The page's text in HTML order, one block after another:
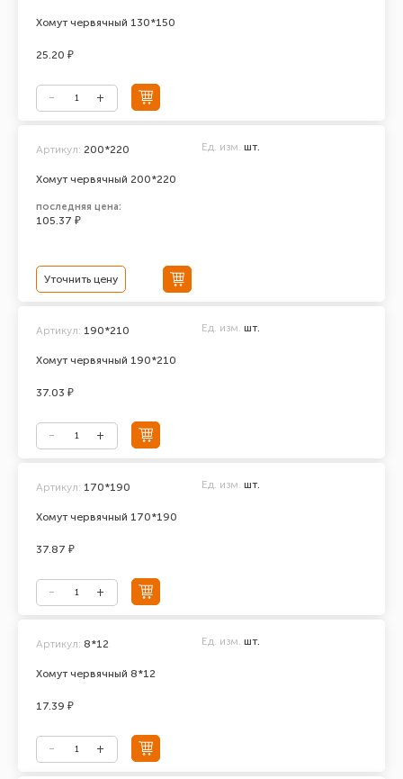
Хомут червячный 130*150
25.20 ₽
Хомут червячный 200*220
Артикул: 200*220 Ед. изм. шт.
последняя цена:
105.37 ₽
Уточнить цену
Хомут червячный 190*210
Артикул: 190*210 Ед. изм. шт.
37.03 ₽
Хомут червячный 170*190
Артикул: 170*190 Ед. изм. шт.
37.87 ₽
Хомут червячный 8*12
Артикул: 8*12 Ед. изм. шт.
17.39 ₽